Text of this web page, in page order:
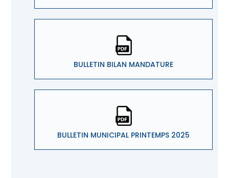
BULLETIN BILAN MANDATURE
BULLETIN MUNICIPAL PRINTEMPS 2025